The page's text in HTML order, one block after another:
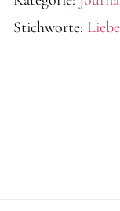
Stichworte: Liebe